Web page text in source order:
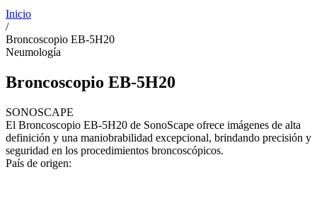
Inicio
/
Broncoscopio EB-5H20
Neumología
Broncoscopio EB-5H20
SONOSCAPE
El Broncoscopio EB-5H20 de SonoScape ofrece imágenes de alta
definición y una maniobrabilidad excepcional, brindando precisión y
seguridad en los procedimientos broncoscópicos.
País de origen: